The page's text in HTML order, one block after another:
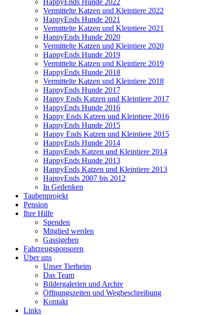
Vermittelte Katzen und Kleintiere 2022
HappyEnds Hunde 2021
Vermittelte Katzen und Kleintiere 2021
HappyEnds Hunde 2020
Vermittelte Katzen und Kleintiere 2020
HappyEnds Hunde 2019
Vermittelte Katzen und Kleintiere 2019
HappyEnds Hunde 2018
Vermittelte Katzen und Kleintiere 2018
HappyEnds Hunde 2017
Happy Ends Katzen und Kleintiere 2017
HappyEnds Hunde 2016
Happy Ends Katzen und Kleintiere 2016
HappyEnds Hunde 2015
Happy Ends Katzen und Kleintiere 2015
HappyEnds Hunde 2014
HappyEnds Katzen und Kleintiere 2014
HappyEnds Hunde 2013
HappyEnds Katzen und Kleintiere 2013
HappyEnds 2007 bis 2012
In Gedenken
Taubenprojekt
Pension
Ihre Hilfe
Spenden
Mitglied werden
Gassigehen
Fahrzeugsponsoren
Über uns
Unser Tierheim
Das Team
Bildergalerien und Archiv
Öffnungszeiten und Wegbeschreibung
Kontakt
Links